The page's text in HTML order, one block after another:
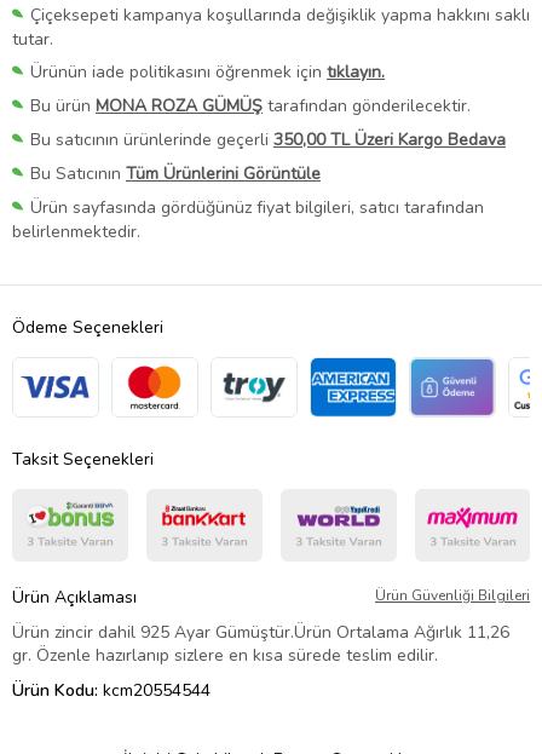
Çiçeksepeti kampanya koşullarında değişiklik yapma hakkını saklı
tutar.
Ürünün iade politikasını öğrenmek için tıklayın.
Bu ürün MONA ROZA GÜMÜŞ tarafından gönderilecektir.
Bu satıcının ürünlerinde geçerli 350,00 TL Üzeri Kargo Bedava
Bu Satıcının Tüm Ürünlerini Görüntüle
Ürün sayfasında gördüğünüz fiyat bilgileri, satıcı tarafından
belirlenmektedir.
Ödeme Seçenekleri
Taksit Seçenekleri
Ürün Açıklaması Ürün Güvenliği Bilgileri
Ürün zincir dahil 925 Ayar Gümüştür.Ürün Ortalama Ağırlık 11,26
gr. Özenle hazırlanıp sizlere en kısa sürede teslim edilir.
Ürün Kodu: kcm20554544